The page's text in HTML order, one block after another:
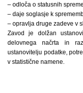
– odloča o statusnih
– daje soglasje k
– opravlja druge zadeve v
Zavod je dolžan
delovnega načrta in
ustanovitelju podatke,
v statistične namene.